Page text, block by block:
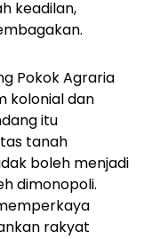
keadilan,
Pokok Agraria
kolonial dan
itu
tanah
boleh menjadi
dimonopoli.
rakyat